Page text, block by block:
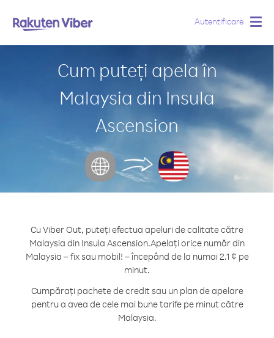
Autentificare
Cum puteți apela în
Malaysia din Insula
Ascension
Cu Viber Out, puteți efectua apeluri de calitate către
Malaysia din Insula Ascension.Apelați orice număr din
Malaysia – fix sau mobil! – începând de la numai 2.1 ¢ pe
minut.
Cumpărați pachete de credit sau un plan de apelare
pentru a avea de cele mai bune tarife pe minut către
Malaysia.